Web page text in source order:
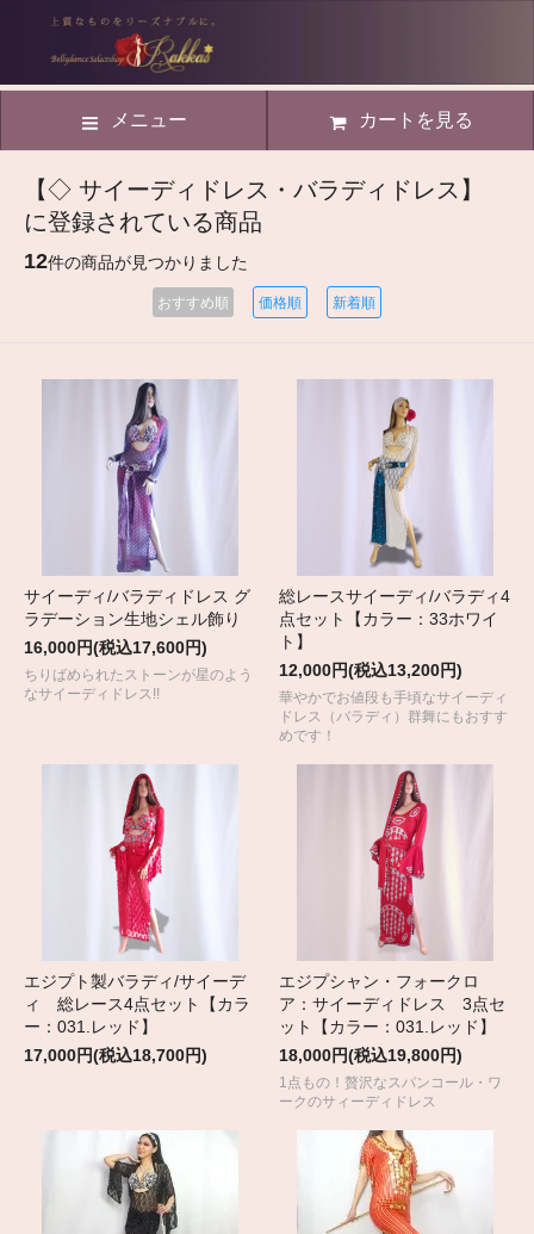
メニュー カートを見る
【◇ サイーディドレス・バラディドレス】
に登録されている商品
12件の商品が見つかりました
おすすめ順 価格順 新着順
サイーディ/バラディドレス グ
ラデーション生地シェル飾り
16,000円(税込17,600円)
ちりばめられたストーンが星のよう
なサイーディドレス!!
総レースサイーディ/バラディ4
点セット【カラー：33ホワイ
ト】
12,000円(税込13,200円)
華やかでお値段も手頃なサイーディ
ドレス（バラディ）群舞にもおすす
めです！
エジプト製バラディ/サイーデ
ィ 総レース4点セット【カラ
ー：031.レッド】
17,000円(税込18,700円)
エジプシャン・フォークロ
ア：サイーディドレス 3点セ
ット【カラー：031.レッド】
18,000円(税込19,800円)
1点もの！贅沢なスパンコール・ワ
ークのサィーディドレス